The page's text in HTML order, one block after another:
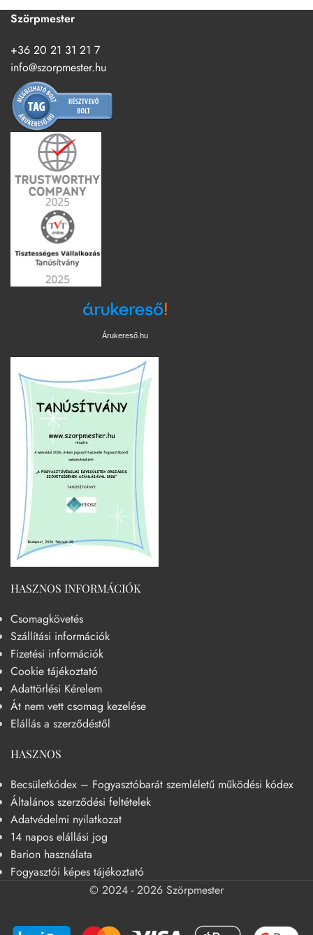
Szörpmester
+36 20 21 31 21 7
info@szorpmester.hu
Árukereső.hu
HASZNOS INFORMÁCIÓK
Csomagkövetés
Szállítási információk
Fizetési információk
Cookie tájékoztató
Adattörlési Kérelem
Át nem vett csomag kezelése
Elállás a szerződéstől
HASZNOS
Becsületkódex – Fogyasztóbarát szemléletű működési kódex
Általános szerződési feltételek
Adatvédelmi nyilatkozat
14 napos elállási jog
Barion használata
Fogyasztói képes tájékoztató
© 2024 - 2026 Szörpmester